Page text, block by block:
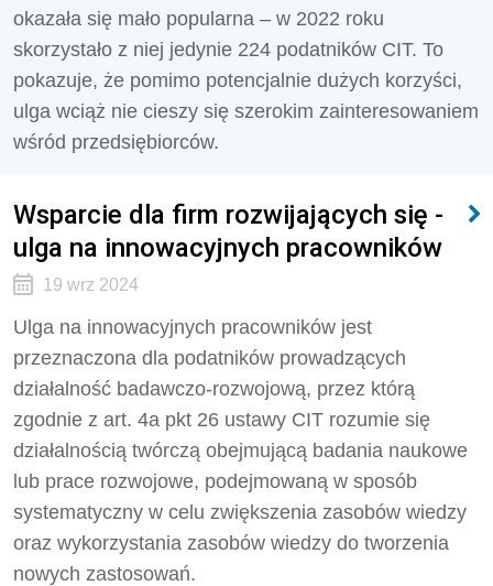
okazała się mało popularna – w 2022 roku
skorzystało z niej jedynie 224 podatników CIT. To
pokazuje, że pomimo potencjalnie dużych korzyści,
ulga wciąż nie cieszy się szerokim zainteresowaniem
wśród przedsiębiorców.
Wsparcie dla firm rozwijających się -
ulga na innowacyjnych pracowników
19 wrz 2024
Ulga na innowacyjnych pracowników jest
przeznaczona dla podatników prowadzących
działalność badawczo-rozwojową, przez którą
zgodnie z art. 4a pkt 26 ustawy CIT rozumie się
działalnością twórczą obejmującą badania naukowe
lub prace rozwojowe, podejmowaną w sposób
systematyczny w celu zwiększenia zasobów wiedzy
oraz wykorzystania zasobów wiedzy do tworzenia
nowych zastosowań.